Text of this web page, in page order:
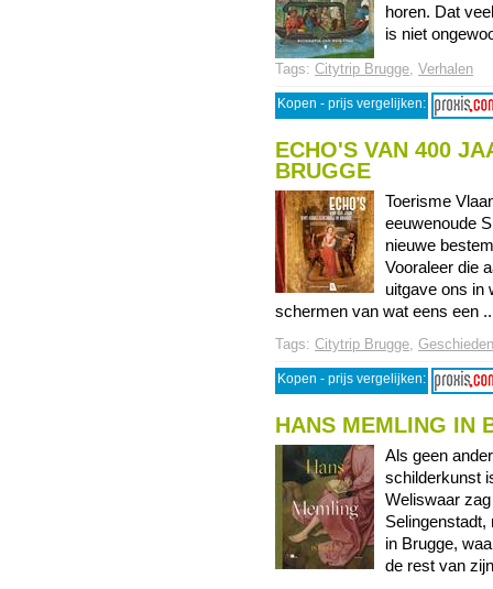
horen. Dat
is niet
Tags: Citytrip Brugge, Verhalen
Kopen - prijs vergelijken:
ECHO'S VAN 400
BRUGGE
Toerisme
eeuwenoude
nieuwe
Vooraleer die
uitgave ons in
schermen van wat eens een
Tags: Citytrip Brugge,
Kopen - prijs vergelijken:
HANS MEMLING IN
Als geen
schilderkunst
Weliswaar
Selingenstadt,
in Brugge,
de rest van